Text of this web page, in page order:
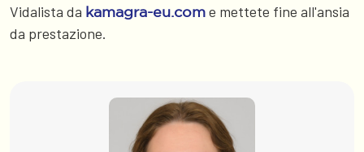
Vidalista da kamagra-eu.com e mettete fine all'ansia
da prestazione.